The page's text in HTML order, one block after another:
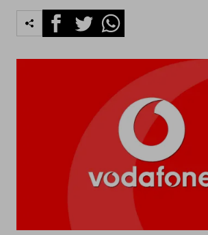
FacebookTwitterWhatsapp